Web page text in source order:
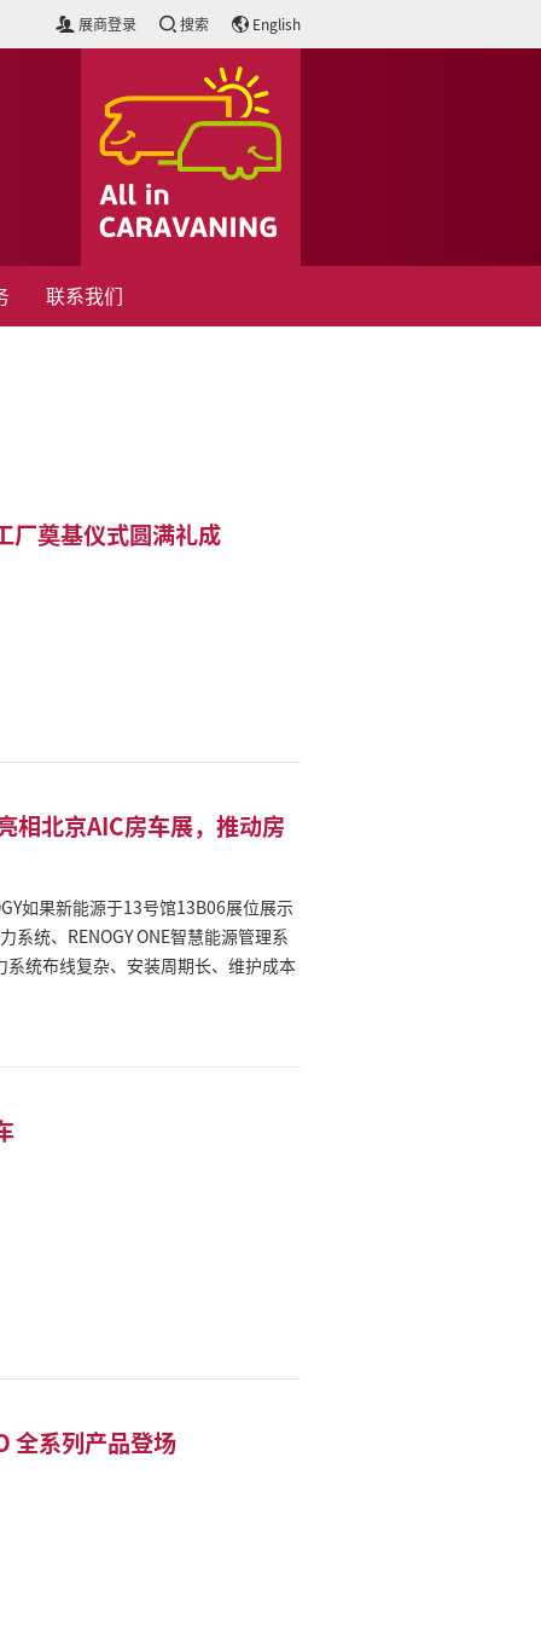
展商登录 搜索 English
联系我们
厂奠基仪式圆满礼成
北京AIC房车展，推动房
如果新能源于13号馆13B06展位展示
系统、RENOGY ONE智慧能源管理系
装厂及终端用户提供更高效、更标准
全系列产品登场